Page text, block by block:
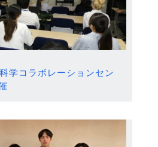
学コラボレーションセン